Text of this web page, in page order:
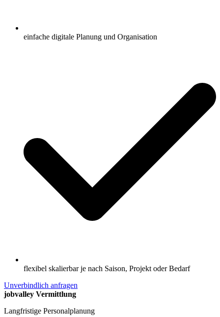
einfache digitale Planung und Organisation
flexibel skalierbar je nach Saison, Projekt oder Bedarf
Unverbindlich anfragen
jobvalley Vermittlung
Langfristige Personalplanung